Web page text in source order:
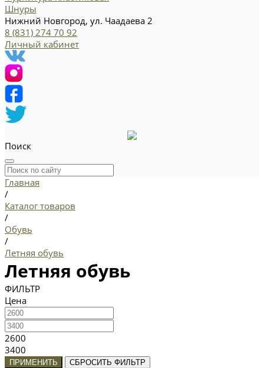
Шнуры
Нижний Новгород, ул. Чаадаева 2
8 (831) 274 70 92
Личный кабинет
Поиск
Главная
/
Каталог товаров
/
Обувь
/
Летняя обувь
Летняя обувь
ФИЛЬТР
Цена
2600
3400
ПРИМЕНИТЬ СБРОСИТЬ ФИЛЬТР